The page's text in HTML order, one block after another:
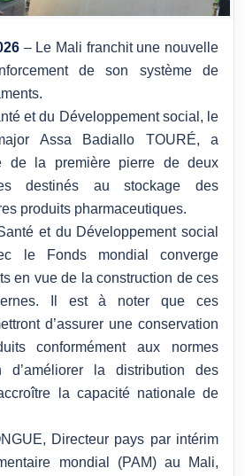
– Le Mali franchit une nouvelle
de son système de
et du Développement social, le
Assa Badiallo TOURÉ, a
de la première pierre de deux
destinés au stockage des
produits pharmaceutiques.
et du Développement social
le Fonds mondial converge
en vue de la construction de ces
Il est à noter que ces
d’assurer une conservation
conformément aux normes
d’améliorer la distribution des
la capacité nationale de
Directeur pays par intérim
mondial (PAM) au Mali,